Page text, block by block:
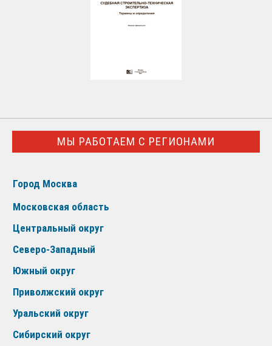
МЫ РАБОТАЕМ С РЕГИОНАМИ
Город Москва
Московская область
Центральный округ
Северо-Западный
Южный округ
Приволжский округ
Уральский округ
Сибирский округ